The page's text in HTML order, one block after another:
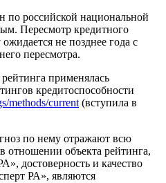
по российской национальной
Пересмотр кредитного
не позднее года с
пересмотра.
применялась
кредитоспособности
methods/current (вступила в
по нему отражают всю
объекта рейтинга,
достоверность и качество
РА», являются